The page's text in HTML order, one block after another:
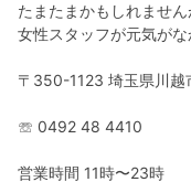
たまたまかもしれません
女性スタッフが元気がな
〒350-1123 埼玉県川越
☏ 0492 48 4410
営業時間 11時〜23時